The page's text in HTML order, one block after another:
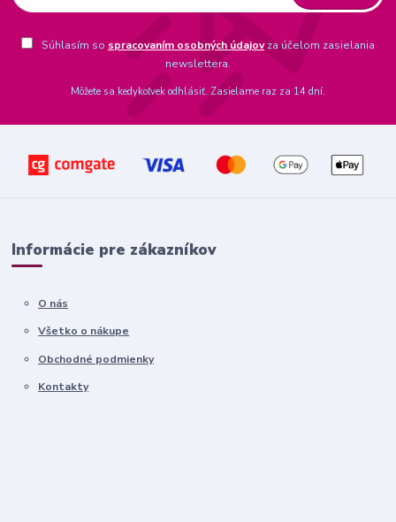
Súhlasím so spracovaním osobných údajovza účelom zasielania
newslettera.
Môžete sa kedykoľvek odhlásiť. Zasielame raz za 14 dní.
Informácie pre zákazníkov
O nás
Všetko o nákupe
Obchodné podmienky
Kontakty